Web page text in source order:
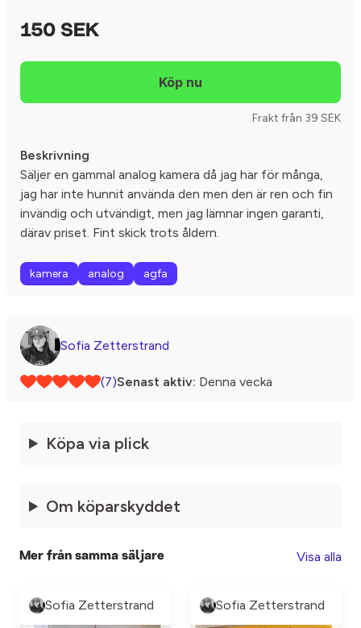
150 SEK
Frakt från 39 SEK
Beskrivning
Säljer en gammal analog kamera då jag har för många,
jag har inte hunnit använda den men den är ren och fin
invändig och utvändigt, men jag lämnar ingen garanti,
därav priset. Fint skick trots åldern.
kamera analog agfa
Sofia Zetterstrand
(7)Senast aktiv: Denna vecka
Köpa via plick
Om köparskyddet
Mer från samma säljare Visa alla
Sofia Zetterstrand Sofia Zetterstrand